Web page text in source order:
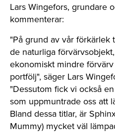
Lars Wingefors, grundare
kommenterar:
"På grund av vår förkärlek
de naturliga
ekonomiskt mindre
portfölj", säger Lars
"Dessutom fick vi också
som uppmuntrade oss att
Bland dessa titlar, är
Mummy) mycket väl